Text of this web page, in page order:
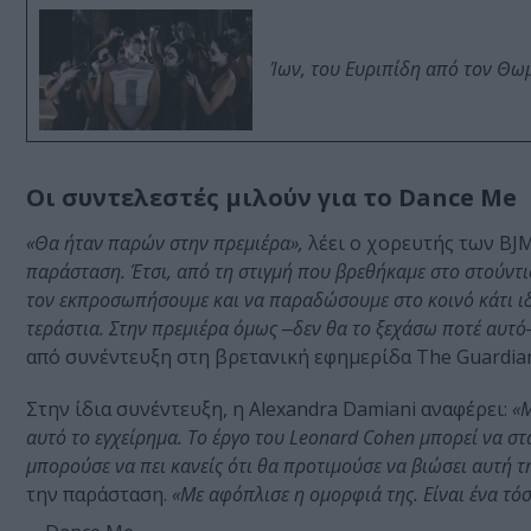
Ίων, του Ευριπίδη από τον
Οι συντελεστές μιλούν για το Dance Me
«Θα ήταν παρών στην πρεμιέρα», λέει ο χορευτής των
παράσταση. Έτσι, από τη στιγμή που βρεθήκαμε στο
τον εκπροσωπήσουμε και να παραδώσουμε στο κοινό κάτι
τεράστια. Στην πρεμιέρα όμως ‒δεν θα το ξεχάσω ποτέ
από συνέντευξη στη βρετανική εφημερίδα The
Στην ίδια συνέντευξη, η Alexandra Damiani αναφέρει:
αυτό το εγχείρημα. Το έργο του Leonard Cohen μπορεί να
μπορούσε να πει κανείς ότι θα προτιμούσε να βιώσει αυτή
την παράσταση. «Με αφόπλισε η ομορφιά της. Είναι ένα